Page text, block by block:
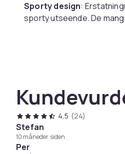
Sporty design:
sporty utseende. De
justere omkretsen slik at
Størrelse: Passer 180 mm -
Materiale: Silikon
Kompatibel med: Garmin
Pakken inkluderer:
4,5 (24)
Stefan
10 måneder siden
Per